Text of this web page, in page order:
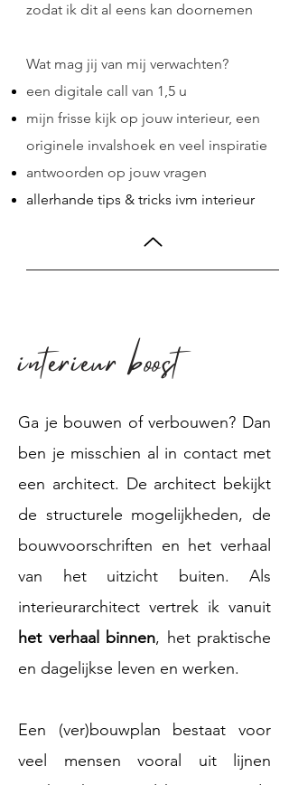
zodat ik dit al eens kan doornemen
Wat mag jij van mij verwachten?
een digitale call van 1,5 u
mijn frisse kijk op jouw interieur, een
originele invalshoek en veel inspiratie
antwoorden op jouw vragen
allerhande tips & tricks ivm interieur
interieur boost
Ga je bouwen of verbouwen? Dan
ben je misschien al in contact met
een architect. De architect bekijkt
de structurele mogelijkheden, de
bouwvoorschriften en het verhaal
van het uitzicht buiten. Als
interieurarchitect vertrek ik vanuit
het verhaal binnen, het praktische
en dagelijkse leven en werken.
Een (ver)bouwplan bestaat voor
veel mensen vooral uit lijnen